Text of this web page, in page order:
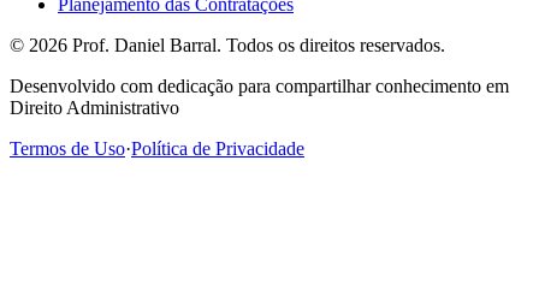
Planejamento das Contratações
© 2026 Prof. Daniel Barral. Todos os direitos reservados.
Desenvolvido com dedicação para compartilhar conhecimento em
Direito Administrativo
Termos de Uso·Política de Privacidade